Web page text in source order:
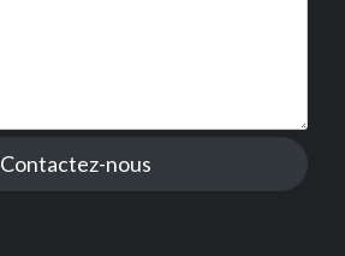
Contactez-nous